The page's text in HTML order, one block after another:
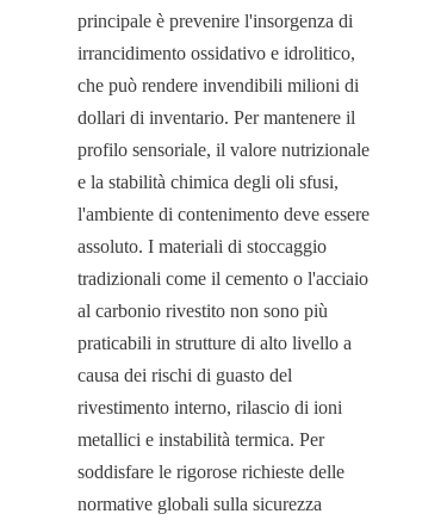
principale è prevenire l'insorgenza di
irrancidimento ossidativo e idrolitico,
che può rendere invendibili milioni di
dollari di inventario. Per mantenere il
profilo sensoriale, il valore nutrizionale
e la stabilità chimica degli oli sfusi,
l'ambiente di contenimento deve essere
assoluto. I materiali di stoccaggio
tradizionali come il cemento o l'acciaio
al carbonio rivestito non sono più
praticabili in strutture di alto livello a
causa dei rischi di guasto del
rivestimento interno, rilascio di ioni
metallici e instabilità termica. Per
soddisfare le rigorose richieste delle
normative globali sulla sicurezza